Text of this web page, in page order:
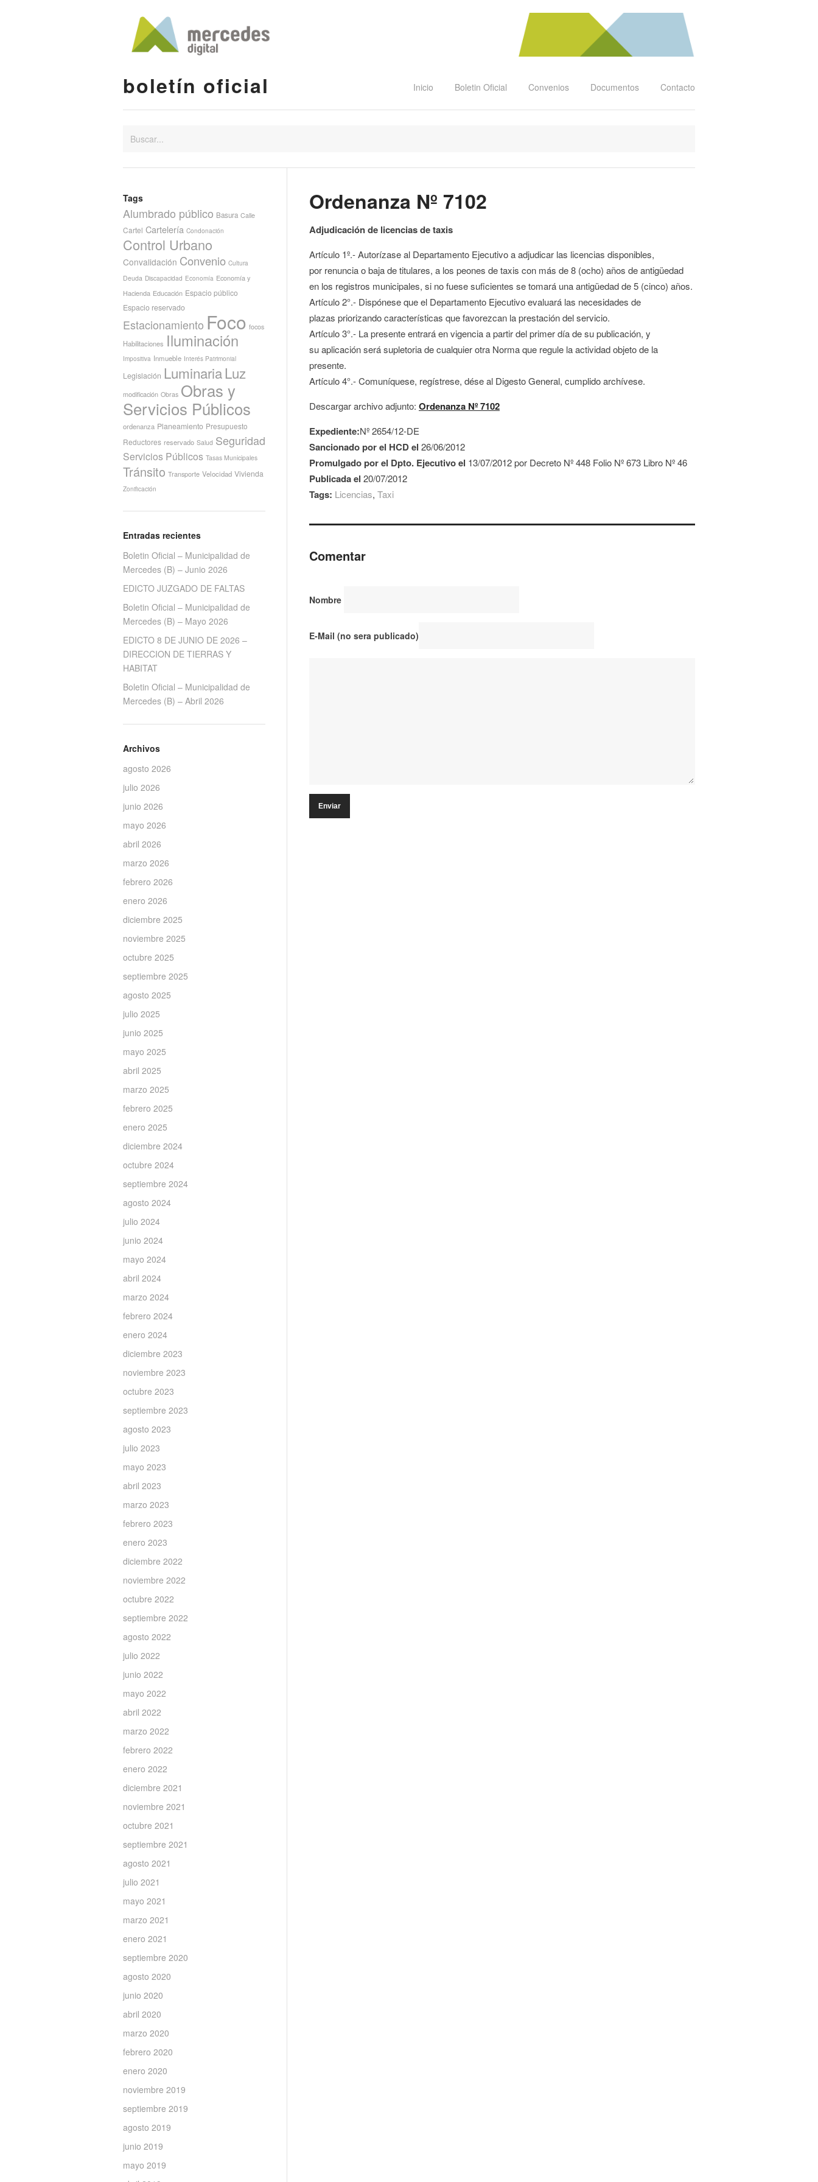
boletín oficial Inicio Boletin Oficial Convenios Documentos Contacto
Ordenanza Nº 7102
Adjudicación de licencias de taxis
Artículo 1º.- Autorízase al Departamento Ejecutivo a adjudicar las licencias disponibles,
por renuncia o baja de titulares, a los peones de taxis con más de 8 (ocho) años de antigüedad
en los registros municipales, si no fuese suficientes se tomará una antigüedad de 5 (cinco) años.
Artículo 2°.- Dispónese que el Departamento Ejecutivo evaluará las necesidades de
plazas priorizando características que favorezcan la prestación del servicio.
Artículo 3°.- La presente entrará en vigencia a partir del primer día de su publicación, y
su aplicación será supletoria de cualquier otra Norma que regule la actividad objeto de la
presente.
Artículo 4°.- Comuníquese, regístrese, dése al Digesto General, cumplido archívese.
Descargar archivo adjunto: Ordenanza Nº 7102
Expediente:Nº 2654/12-DE
Sancionado por el HCD el 26/06/2012
Promulgado por el Dpto. Ejecutivo el 13/07/2012 por Decreto Nº 448 Folio Nº 673 Libro Nº 46
Publicada el 20/07/2012
Tags: Licencias, Taxi
Comentar
Nombre
E-Mail (no sera publicado)
Tags
Alumbrado público Basura Calle
Cartel Cartelería Condonación
Control Urbano
Convalidación Convenio Cultura
Deuda Discapacidad Economía Economía y
Hacienda Educación Espacio público
Espacio reservado
Estacionamiento Foco focos
Habilitaciones Iluminación
Impositiva Inmueble Interés Patrimonial
Legislación LuminariaLuz
modificación Obras Obras y
Servicios Públicos
ordenanza Planeamiento Presupuesto
Reductores reservado Salud Seguridad
Servicios Públicos Tasas Municipales
Tránsito Transporte Velocidad Vivienda
Zonificación
Entradas recientes
Boletin Oficial – Municipalidad de
Mercedes (B) – Junio 2026
EDICTO JUZGADO DE FALTAS
Boletin Oficial – Municipalidad de
Mercedes (B) – Mayo 2026
EDICTO 8 DE JUNIO DE 2026 –
DIRECCION DE TIERRAS Y
HABITAT
Boletin Oficial – Municipalidad de
Mercedes (B) – Abril 2026
Archivos
agosto 2026
julio 2026
junio 2026
mayo 2026
abril 2026
marzo 2026
febrero 2026
enero 2026
diciembre 2025
noviembre 2025
octubre 2025
septiembre 2025
agosto 2025
julio 2025
junio 2025
mayo 2025
abril 2025
marzo 2025
febrero 2025
enero 2025
diciembre 2024
octubre 2024
septiembre 2024
agosto 2024
julio 2024
junio 2024
mayo 2024
abril 2024
marzo 2024
febrero 2024
enero 2024
diciembre 2023
noviembre 2023
octubre 2023
septiembre 2023
agosto 2023
julio 2023
mayo 2023
abril 2023
marzo 2023
febrero 2023
enero 2023
diciembre 2022
noviembre 2022
octubre 2022
septiembre 2022
agosto 2022
julio 2022
junio 2022
mayo 2022
abril 2022
marzo 2022
febrero 2022
enero 2022
diciembre 2021
noviembre 2021
octubre 2021
septiembre 2021
agosto 2021
julio 2021
mayo 2021
marzo 2021
enero 2021
septiembre 2020
agosto 2020
junio 2020
abril 2020
marzo 2020
febrero 2020
enero 2020
noviembre 2019
septiembre 2019
agosto 2019
junio 2019
mayo 2019